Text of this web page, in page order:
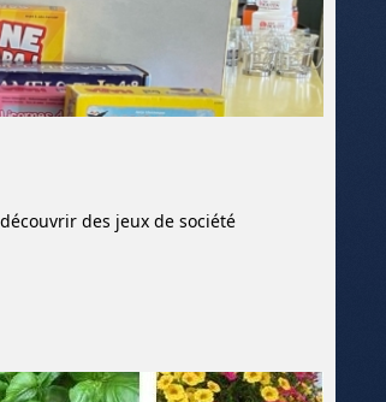
des jeux de société